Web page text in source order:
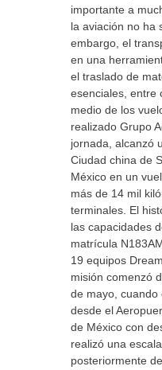
importante a
la aviación no ha
embargo, el
en una
el traslado de
esenciales, entre
medio de los
realizado Grupo
jornada, alcanzó
Ciudad china de
México en un
más de 14 mil
terminales. El
las capacidades
matrícula
19 equipos
misión comenzó
de mayo, cuando
desde el
de México con
realizó una
posteriormente